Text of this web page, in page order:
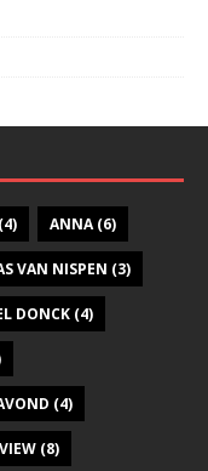
(4) ANNA(6)
VAN NISPEN (3)
DONCK (4)
(4)
(8)